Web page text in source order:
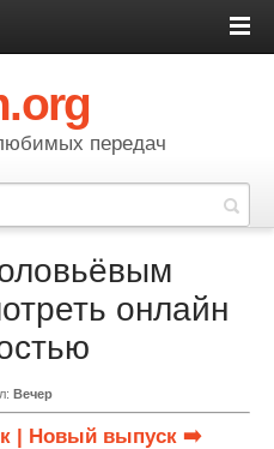
передач
онлайн
Вечер
| Новый выпуск ➡️